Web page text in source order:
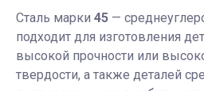
Сталь марки 45 —
подходит для изготовления
высокой прочности или
твердости, а также деталей